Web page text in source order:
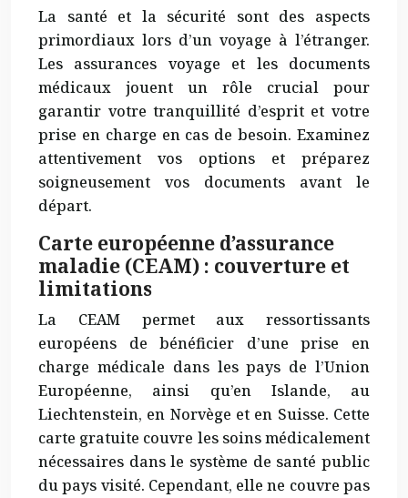
La santé et la sécurité sont des aspects
primordiaux lors d’un voyage à l’étranger.
Les assurances voyage et les documents
médicaux jouent un rôle crucial pour
garantir votre tranquillité d’esprit et votre
prise en charge en cas de besoin. Examinez
attentivement vos options et préparez
soigneusement vos documents avant le
départ.
Carte européenne d’assurance
maladie (CEAM) : couverture et
limitations
La CEAM permet aux ressortissants
européens de bénéficier d’une prise en
charge médicale dans les pays de l’Union
Européenne, ainsi qu’en Islande, au
Liechtenstein, en Norvège et en Suisse. Cette
carte gratuite couvre les soins médicalement
nécessaires dans le système de santé public
du pays visité. Cependant, elle ne couvre pas